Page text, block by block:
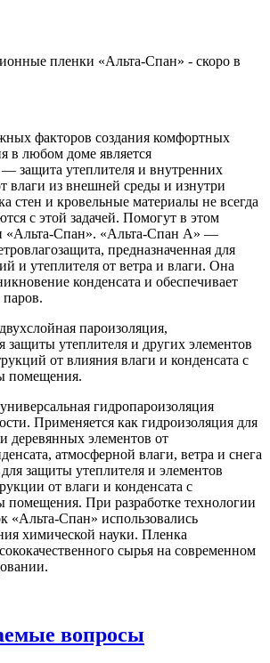
факторов создания комфортных
в любом доме является
защита утеплителя и внутренних
влаги из внешней среды и изнутри
стен и кровельные материалы не всегда
с этой задачей. Помогут в этом
«Альта-Спан». «Альта-Спан А» —
предназначенная для
и утеплителя от ветра и влаги. Она
конденсата и обеспечивает
пароизоляция,
защиты утеплителя и других элементов
от влияния влаги и конденсата с
помещения.
гидропароизоляция
Применяется как гидроизоляция для
деревянных элементов от
атмосферной влаги, ветра и снега
защиты утеплителя и элементов
от влаги и конденсата с
помещения. При разработке технологии
«Альта-Спан» использовались
химической науки. Пленка
сырья на современном
вопросы